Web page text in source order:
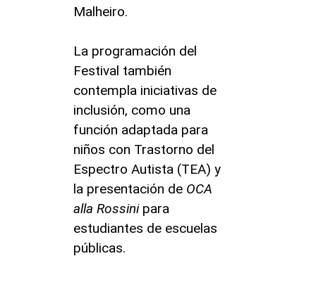
Malheiro.
La programación del
Festival también
contempla iniciativas de
inclusión, como una
función adaptada para
niños con Trastorno del
Espectro Autista (TEA) y
la presentación de OCA
alla Rossinipara
estudiantes de escuelas
públicas.